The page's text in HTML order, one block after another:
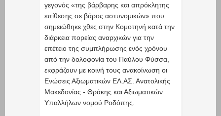
γεγονός «της βάρβαρης και απρόκλητης
επίθεσης σε βάρος αστυνομικών» που
σημειώθηκε χθες στην Κομοτηνή κατά την
διάρκεια πορείας αναρχικών για την
επέτειο της συμπλήρωσης ενός χρόνου
από την δολοφονία του Παύλου Φύσσα,
εκφράζουν με κοινή τους ανακοίνωση οι
Ενώσεις Αξιωματικών ΕΛ.ΑΣ. Ανατολικής
Μακεδονίας - Θράκης και Αξιωματικών
Υπαλλήλων νομού Ροδόπης.